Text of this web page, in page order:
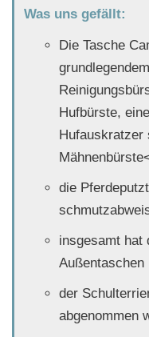
Was uns gefällt:
Die Tasche
Hufbürste,
Hufauskratzer
die
insgesamt hat
Außentaschen
der
abgenommen